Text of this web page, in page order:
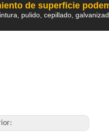
de superficie
pulido, cepillado,